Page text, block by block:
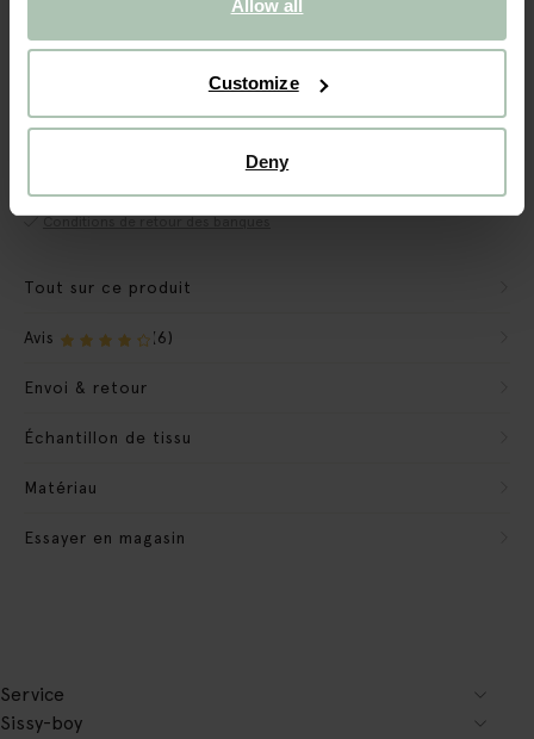
Allow all
Customize
Deny
Garantie CBW
Conditions de retour des banques
Tout sur ce produit
Avis (6)
Envoi & retour
Échantillon de tissu
Matériau
Essayer en magasin
Service
Sissy-boy